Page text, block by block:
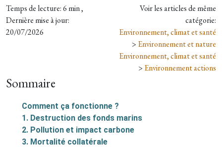
Temps de lecture: 6 min ,
Dernière mise à jour:
20/07/2026
Voir les articles de même
catégorie:
Environnement, climat et santé
> Environnement et nature
Environnement, climat et santé
> Environnement actions
Sommaire
Comment ça fonctionne ?
1. Destruction des fonds marins
2. Pollution et impact carbone
3. Mortalité collatérale